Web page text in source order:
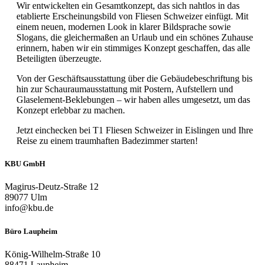
Wir entwickelten ein Gesamtkonzept, das sich nahtlos in das
etablierte Erscheinungsbild von Fliesen Schweizer einfügt. Mit
einem neuen, modernen Look in klarer Bildsprache sowie
Slogans, die gleichermaßen an Urlaub und ein schönes Zuhause
erinnern, haben wir ein stimmiges Konzept geschaffen, das alle
Beteiligten überzeugte.
Von der Geschäftsausstattung über die Gebäudebeschriftung bis
hin zur Schauraumausstattung mit Postern, Aufstellern und
Glaselement-Beklebungen – wir haben alles umgesetzt, um das
Konzept erlebbar zu machen.
Jetzt einchecken bei T1 Fliesen Schweizer in Eislingen und Ihre
Reise zu einem traumhaften Badezimmer starten!
KBU GmbH
Magirus-Deutz-Straße 12
89077 Ulm
info@kbu.de
Büro Laupheim
König-Wilhelm-Straße 10